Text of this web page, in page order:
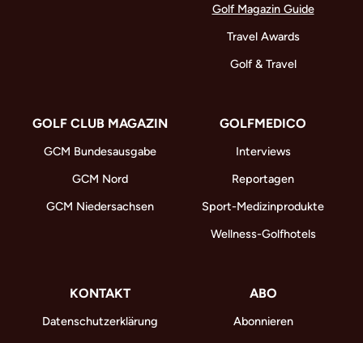
Golf Magazin Guide
Travel Awards
Golf & Travel
GOLF CLUB MAGAZIN
GCM Bundesausgabe
GCM Nord
GCM Niedersachsen
GOLFMEDICO
Interviews
Reportagen
Sport-Medizinprodukte
Wellness-Golfhotels
KONTAKT
Datenschutzerklärung
ABO
Abonnieren